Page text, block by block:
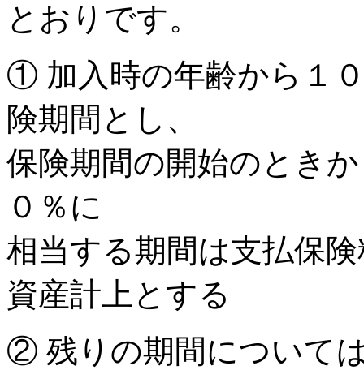
とおりです。
① 加入時の年齢から１
険期間とし、
保険期間の開始のとき
０％に
相当する期間は支払保
資産計上とする
② 残りの期間について